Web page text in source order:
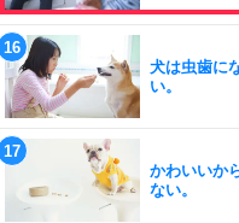
犬は虫歯に
い。
かわいいか
ない。